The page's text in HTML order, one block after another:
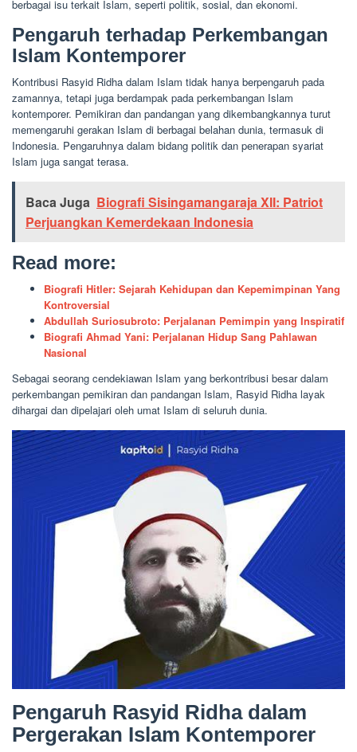
berbagai isu terkait Islam, seperti politik, sosial, dan ekonomi.
Pengaruh terhadap Perkembangan
Islam Kontemporer
Kontribusi Rasyid Ridha dalam Islam tidak hanya berpengaruh pada
zamannya, tetapi juga berdampak pada perkembangan Islam
kontemporer. Pemikiran dan pandangan yang dikembangkannya turut
memengaruhi gerakan Islam di berbagai belahan dunia, termasuk di
Indonesia. Pengaruhnya dalam bidang politik dan penerapan syariat
Islam juga sangat terasa.
Baca Juga Biografi Sisingamangaraja XII: Patriot
Perjuangkan Kemerdekaan Indonesia
Read more:
Biografi Hitler: Sejarah Kehidupan dan Kepemimpinan Yang
Kontroversial
Abdullah Suriosubroto: Perjalanan Pemimpin yang Inspiratif
Biografi Ahmad Yani: Perjalanan Hidup Sang Pahlawan
Nasional
Sebagai seorang cendekiawan Islam yang berkontribusi besar dalam
perkembangan pemikiran dan pandangan Islam, Rasyid Ridha layak
dihargai dan dipelajari oleh umat Islam di seluruh dunia.
Pengaruh Rasyid Ridha dalam
Pergerakan Islam Kontemporer